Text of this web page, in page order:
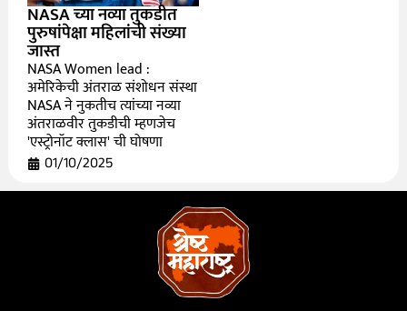
NASA च्या नव्या तुकडीत
पुरुषांपेक्षा महिलांची संख्या
जास्त
NASA Women lead :
अमेरिकेची अंतराळ संशोधन संस्था
NASA ने नुकतीच त्यांच्या नव्या
अंतराळवीर तुकडीची म्हणजेच
'एस्ट्रोनॉट क्लास' ची घोषणा
01/10/2025